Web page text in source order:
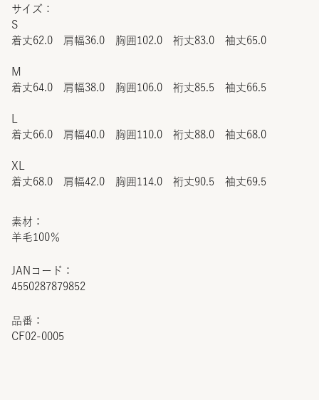
JANコード：
4550287879852
品番：
CF02-0005
サイズ：
S
着丈62.0 肩幅36.0 胸囲102.0 裄丈83.0 袖丈65.0
M
着丈64.0 肩幅38.0 胸囲106.0 裄丈85.5 袖丈66.5
着丈66.0 肩幅40.0 胸囲110.0 裄丈88.0 袖丈68.0
XL
着丈68.0 肩幅42.0 胸囲114.0 裄丈90.5 袖丈69.5
素材：
羊毛100％